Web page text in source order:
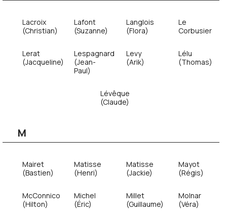
Lacroix
(Christian)
Lafont
(Suzanne)
Langlois
(Flora)
Le
Corbusier
Lerat
(Jacqueline)
Lespagnard
(Jean-
Paul)
Levy
(Arik)
Lélu
(Thomas)
Lévêque
(Claude)
M
Mairet
(Bastien)
Matisse
(Henri)
Matisse
(Jackie)
Mayot
(Régis)
McConnico
(Hilton)
Michel
(Éric)
Millet
(Guillaume)
Molnar
(Véra)